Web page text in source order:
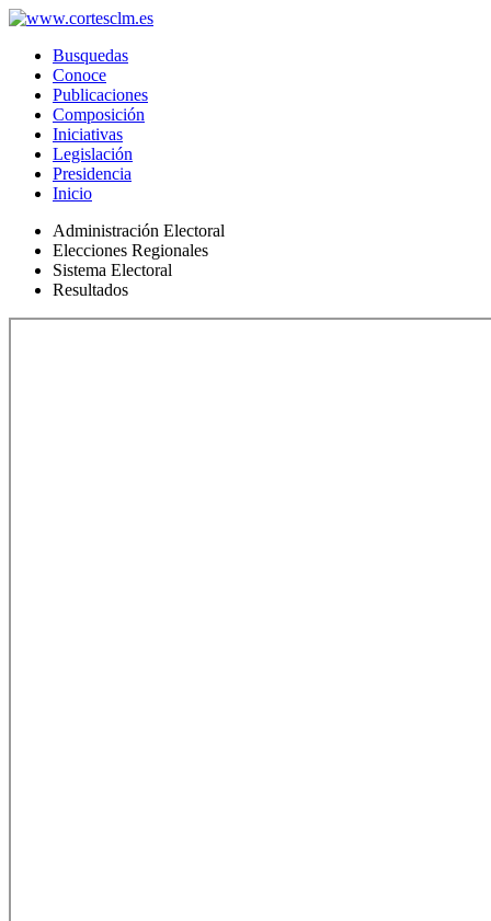
Busquedas
Conoce
Publicaciones
Composición
Iniciativas
Legislación
Presidencia
Inicio
Administración Electoral
Elecciones Regionales
Sistema Electoral
Resultados